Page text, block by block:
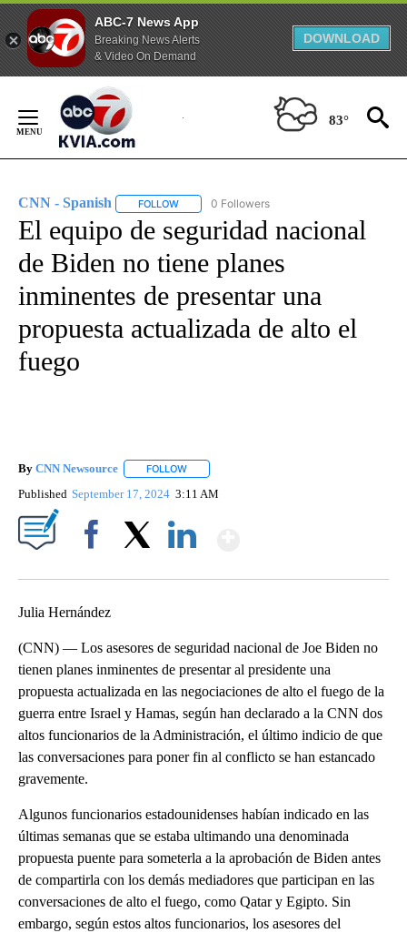
ABC-7 News App
Breaking News Alerts
& Video On Demand
DOWNLOAD
Content
83°
CNN - Spanish FOLLOW FOLLOW "CNN - SPANISH" TO RECEIVE
0 Followers
El equipo de seguridad nacional
de Biden no tiene planes
inminentes de presentar una
propuesta actualizada de alto el
fuego
By CNN Newsource FOLLOW
Published September 17, 2024 3:11 AM
Julia Hernández
(CNN) — Los asesores de seguridad nacional de Joe Biden no
tienen planes inminentes de presentar al presidente una
propuesta actualizada en las negociaciones de alto el fuego de la
guerra entre Israel y Hamas, según han declarado a la CNN dos
altos funcionarios de la Administración, el último indicio de que
las conversaciones para poner fin al conflicto se han estancado
gravemente.
Algunos funcionarios estadounidenses habían indicado en las
últimas semanas que se estaba ultimando una denominada
propuesta puente para someterla a la aprobación de Biden antes
de compartirla con los demás mediadores que participan en las
conversaciones de alto el fuego, como Qatar y Egipto. Sin
embargo, según estos altos funcionarios, los asesores del